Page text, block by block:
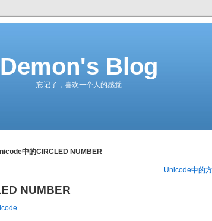
Demon's Blog
忘记了，喜欢一个人的感觉
中的CIRCLED NUMBER
Unicode中的
NUMBER